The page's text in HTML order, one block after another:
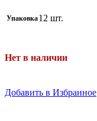
Упаковка12 шт.
Нет в наличии
Добавить в Избранное